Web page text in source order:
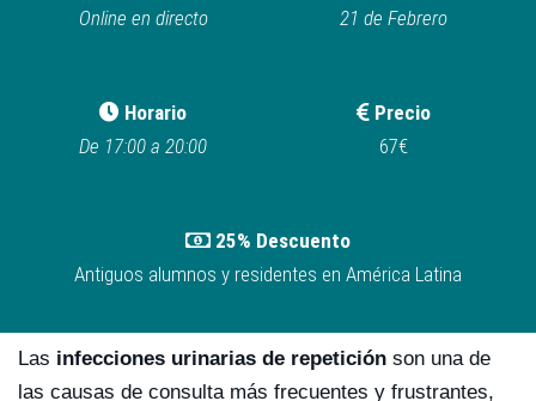
Online en directo
21 de Febrero
Horario
De 17:00 a 20:00
Precio
67€
25% Descuento
Antiguos alumnos y residentes en América Latina
Las infecciones urinarias de repetición son una de
las causas de consulta más frecuentes y frustrantes,